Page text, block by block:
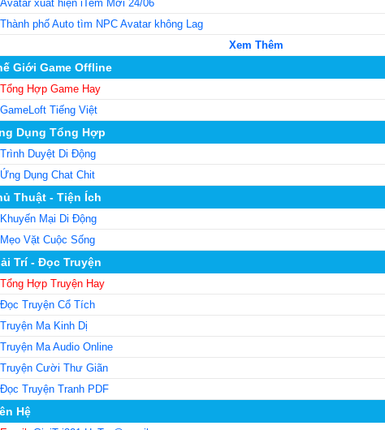
Avatar xuất hiện iTem Mới 24/06
Thành phố Auto tìm NPC Avatar không Lag
Xem Thêm
Giới Game Offline
Tổng Hợp Game Hay
GameLoft Tiếng Việt
Dụng Tổng Hợp
Trình Duyệt Di Động
Ứng Dụng Chat Chit
Thuật - Tiện Ích
Khuyến Mại Di Động
Mẹo Vặt Cuộc Sống
Trí - Đọc Truyện
Tổng Hợp Truyện Hay
Đọc Truyện Cổ Tích
Truyện Ma Kinh Dị
Truyện Ma Audio Online
Truyện Cười Thư Giãn
Đọc Truyện Tranh PDF
Hệ